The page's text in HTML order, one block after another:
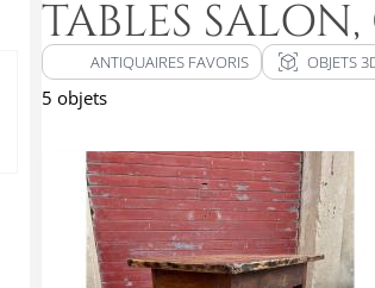
TABLES
ANTIQUAIRES FAVORIS view_in_ar OBJETS
5 objets